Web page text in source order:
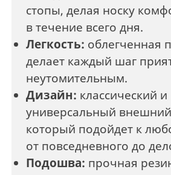
стопы, делая носку
в течение всего дня.
Легкость: облегченная
делает каждый шаг
неутомительным.
Дизайн: классический и
универсальный
который подойдет к
от повседневного до
Подошва: прочная